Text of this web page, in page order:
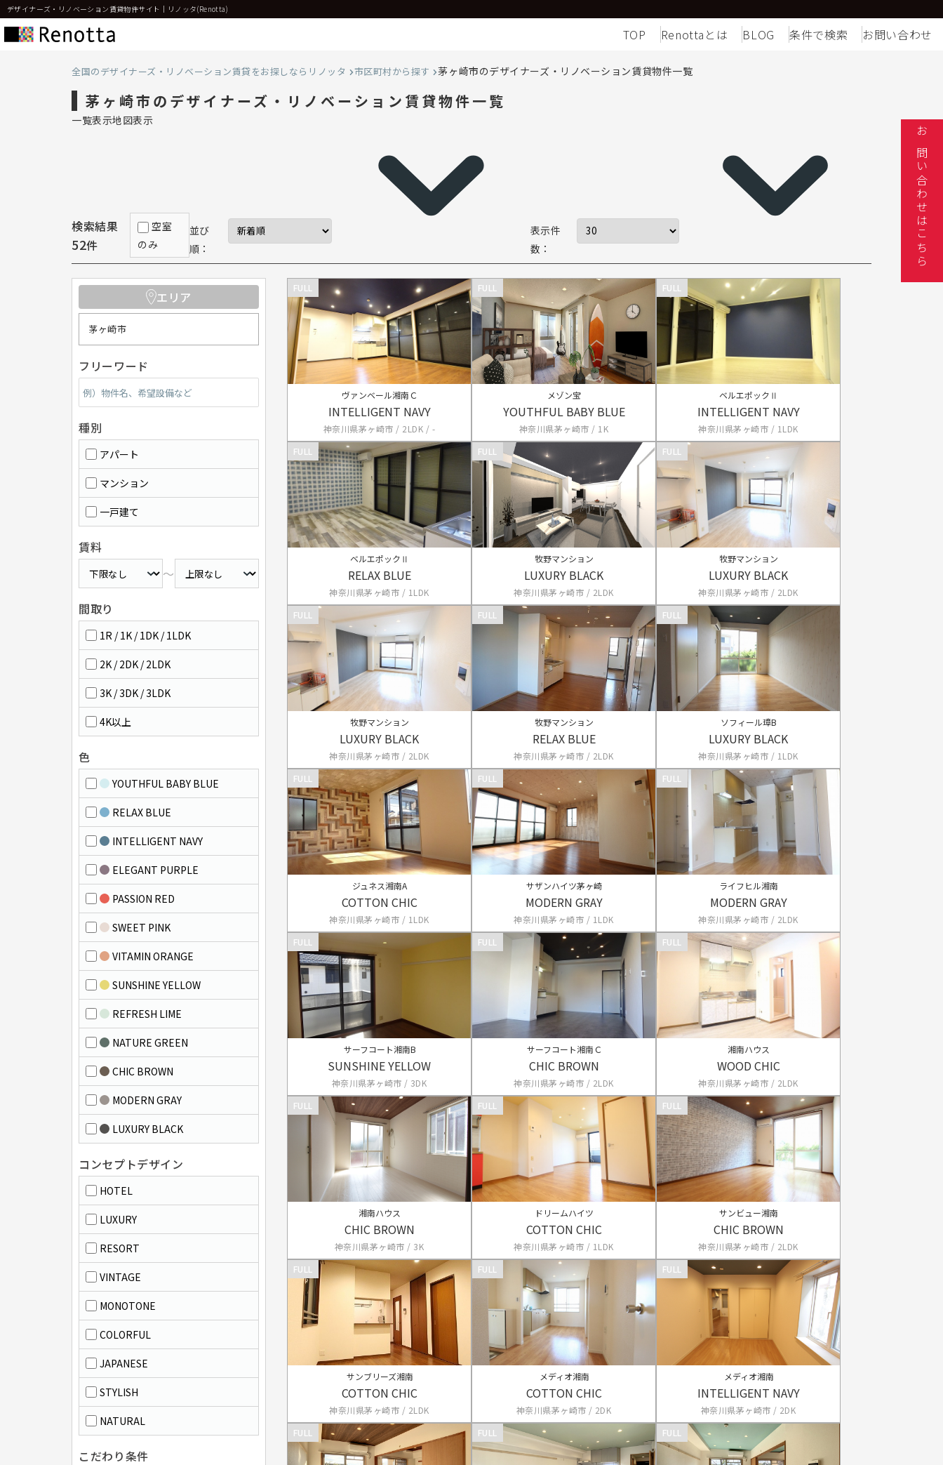
デザイナーズ・リノベーション賃貸物件サイト｜リノッタ(Renotta)
TOP Renottaとは BLOG 条件で検索 お問い合わせ
全国のデザイナーズ・リノベーション賃貸をお探しならリノッタ 市区町村から探す 茅ヶ崎市のデザイナーズ・リノベーション賃貸物件一覧
茅ヶ崎市のデザイナーズ・リノベーション賃貸物件一覧
一覧表示地図表示
検索結果
52件
空室
のみ
並び
順：
表示件
数：
FULL
ヴァンベール湘南Ｃ
INTELLIGENT NAVY
神奈川県茅ヶ崎市 / 2LDK / -
FULL
メゾン宝
YOUTHFUL BABY BLUE
神奈川県茅ヶ崎市 / 1K
FULL
ベルエポックⅡ
INTELLIGENT NAVY
神奈川県茅ヶ崎市 / 1LDK
FULL
ベルエポックⅡ
RELAX BLUE
神奈川県茅ヶ崎市 / 1LDK
FULL
牧野マンション
LUXURY BLACK
神奈川県茅ヶ崎市 / 2LDK
FULL
牧野マンション
LUXURY BLACK
神奈川県茅ヶ崎市 / 2LDK
FULL
牧野マンション
LUXURY BLACK
神奈川県茅ヶ崎市 / 2LDK
FULL
牧野マンション
RELAX BLUE
神奈川県茅ヶ崎市 / 2LDK
FULL
ソフィール璋B
LUXURY BLACK
神奈川県茅ヶ崎市 / 1LDK
FULL
ジュネス湘南A
COTTON CHIC
神奈川県茅ヶ崎市 / 1LDK
FULL
サザンハイツ茅ヶ崎
MODERN GRAY
神奈川県茅ヶ崎市 / 1LDK
FULL
ライフヒル湘南
MODERN GRAY
神奈川県茅ヶ崎市 / 2LDK
FULL
サーフコート湘南B
SUNSHINE YELLOW
神奈川県茅ヶ崎市 / 3DK
FULL
サーフコート湘南Ｃ
CHIC BROWN
神奈川県茅ヶ崎市 / 2LDK
FULL
湘南ハウス
WOOD CHIC
神奈川県茅ヶ崎市 / 2LDK
FULL
湘南ハウス
CHIC BROWN
神奈川県茅ヶ崎市 / 3K
FULL
ドリームハイツ
COTTON CHIC
神奈川県茅ヶ崎市 / 1LDK
FULL
サンビュー湘南
CHIC BROWN
神奈川県茅ヶ崎市 / 2LDK
FULL
サンブリーズ湘南
COTTON CHIC
神奈川県茅ヶ崎市 / 2LDK
FULL
メディオ湘南
COTTON CHIC
神奈川県茅ヶ崎市 / 2DK
FULL
メディオ湘南
INTELLIGENT NAVY
神奈川県茅ヶ崎市 / 2DK
FULL
FULL FULL
エリア
茅ヶ崎市
フリーワード
種別
アパート
マンション
一戸建て
賃料
～
間取り
1R / 1K / 1DK / 1LDK
2K / 2DK / 2LDK
3K / 3DK / 3LDK
4K以上
色
YOUTHFUL BABY BLUE
RELAX BLUE
INTELLIGENT NAVY
ELEGANT PURPLE
PASSION RED
SWEET PINK
VITAMIN ORANGE
SUNSHINE YELLOW
REFRESH LIME
NATURE GREEN
CHIC BROWN
MODERN GRAY
LUXURY BLACK
コンセプトデザイン
HOTEL
LUXURY
RESORT
VINTAGE
MONOTONE
COLORFUL
JAPANESE
STYLISH
NATURAL
こだわり条件
お問い合わせはこちら